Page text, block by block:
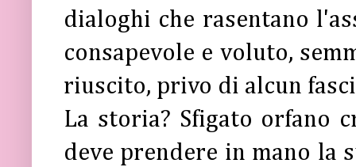
dialoghi che rasentano
consapevole e voluto,
riuscito, privo di alcun
La storia? Sfigato orfano
deve prendere in mano la